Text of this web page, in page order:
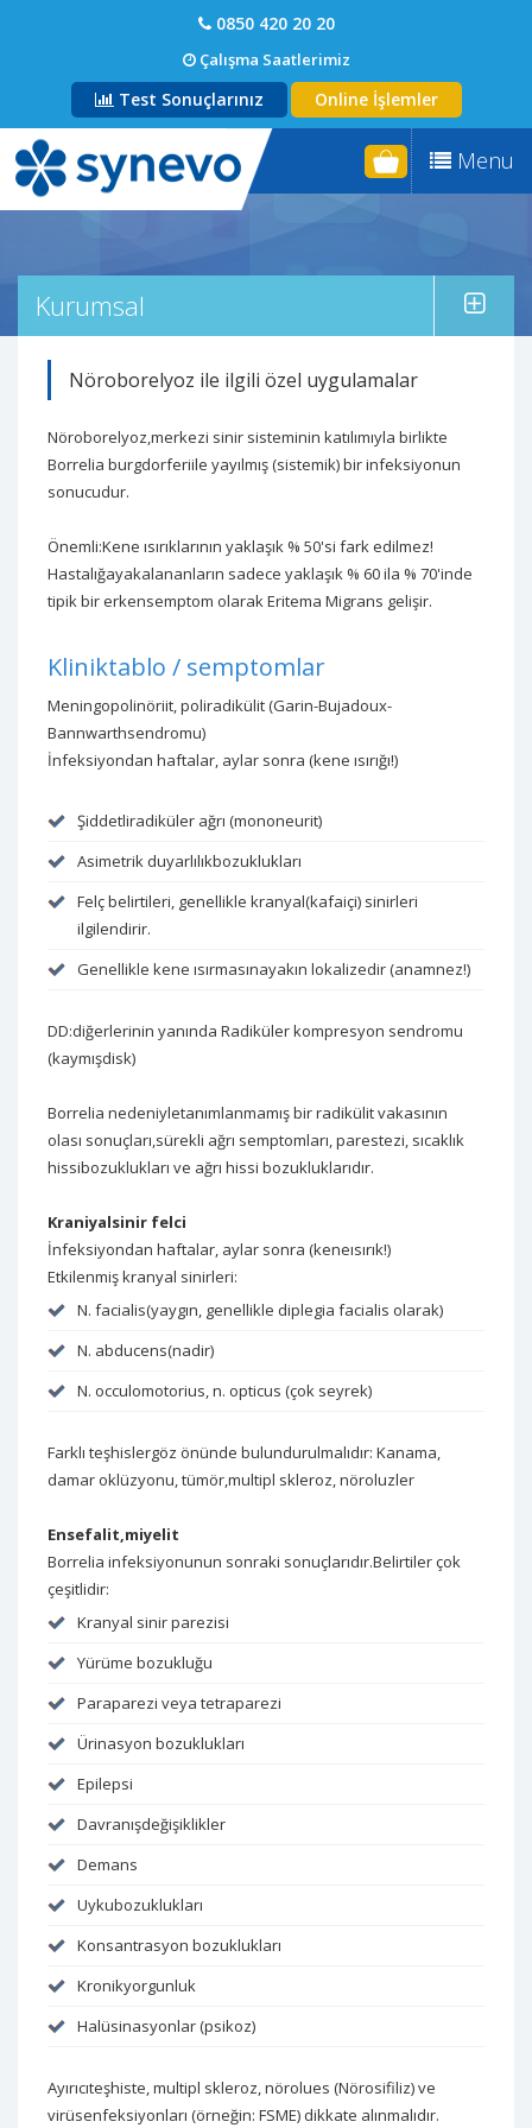
0850 420 20 20
Çalışma Saatlerimiz
Test Sonuçlarınız Online İşlemler
Menu
Kurumsal
Nöroborelyoz ile ilgili özel uygulamalar
Nöroborelyoz,merkezi sinir sisteminin katılımıyla birlikte
Borrelia burgdorferiile yayılmış (sistemik) bir infeksiyonun
sonucudur.
Önemli:Kene ısırıklarının yaklaşık % 50'si fark edilmez!
Hastalığayakalananların sadece yaklaşık % 60 ila % 70'inde
tipik bir erkensemptom olarak Eritema Migrans gelişir.
Kliniktablo / semptomlar
Meningopolinöriit, poliradikülit (Garin-Bujadoux-
Bannwarthsendromu)
İnfeksiyondan haftalar, aylar sonra (kene ısırığı!)
Şiddetliradiküler ağrı (mononeurit)
Asimetrik duyarlılıkbozuklukları
Felç belirtileri, genellikle kranyal(kafaiçi) sinirleri
ilgilendirir.
Genellikle kene ısırmasınayakın lokalizedir (anamnez!)
DD:diğerlerinin yanında Radiküler kompresyon sendromu
(kaymışdisk)
Borrelia nedeniyletanımlanmamış bir radikülit vakasının
olası sonuçları,sürekli ağrı semptomları, parestezi, sıcaklık
hissibozuklukları ve ağrı hissi bozukluklarıdır.
Kraniyalsinir felci
İnfeksiyondan haftalar, aylar sonra (keneısırık!)
Etkilenmiş kranyal sinirleri:
N. facialis(yaygın, genellikle diplegia facialis olarak)
N. abducens(nadir)
N. occulomotorius, n. opticus (çok seyrek)
Farklı teşhislergöz önünde bulundurulmalıdır: Kanama,
damar oklüzyonu, tümör,multipl skleroz, nöroluzler
Ensefalit,miyelit
Borrelia infeksiyonunun sonraki sonuçlarıdır.Belirtiler çok
çeşitlidir:
Kranyal sinir parezisi
Yürüme bozukluğu
Paraparezi veya tetraparezi
Ürinasyon bozuklukları
Epilepsi
Davranışdeğişiklikler
Demans
Uykubozuklukları
Konsantrasyon bozuklukları
Kronikyorgunluk
Halüsinasyonlar (psikoz)
Ayırıcıteşhiste, multipl skleroz, nörolues (Nörosifiliz) ve
virüsenfeksiyonları (örneğin: FSME) dikkate alınmalıdır.